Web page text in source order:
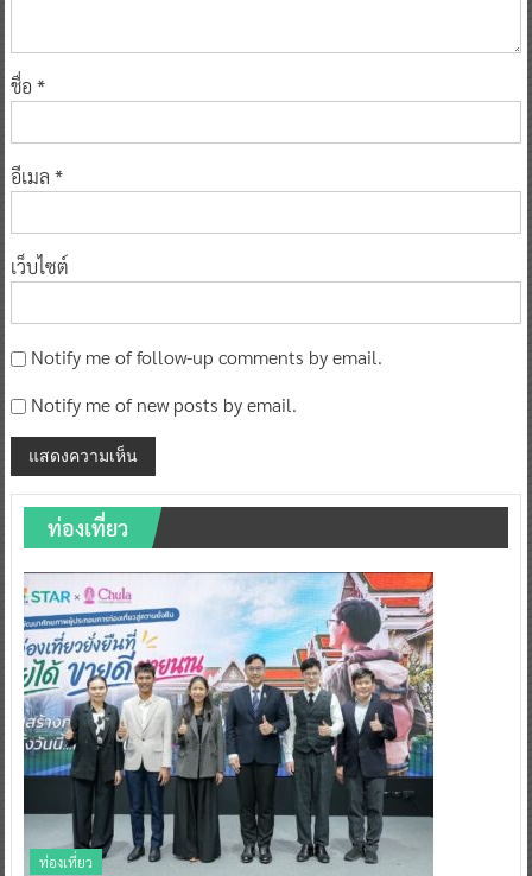
ชื่อ *
อีเมล *
เว็บไซต์
Notify me of follow-up comments by email.
Notify me of new posts by email.
ท่องเที่ยว
ท่องเที่ยว